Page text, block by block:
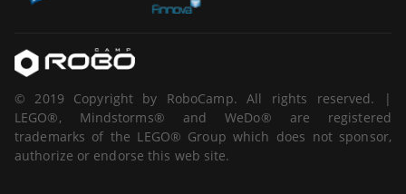
© 2019 Copyright by RoboCamp. All rights reserved. |
LEGO®, Mindstorms® and WeDo® are registered
trademarks of the LEGO® Group which does not sponsor,
authorize or endorse this web site.